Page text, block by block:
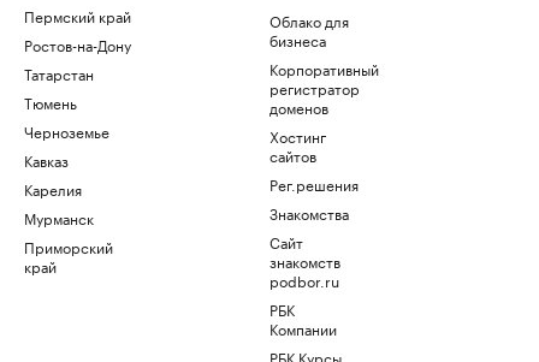
Пермский край
Ростов-на-Дону
Татарстан
Тюмень
Черноземье
Кавказ
Карелия
Мурманск
Приморский
край
Облако для
бизнеса
Корпоративный
регистратор
доменов
Хостинг
сайтов
Рег.решения
Знакомства
Сайт
знакомств
podbor.ru
РБК
Компании
РБК Курсы